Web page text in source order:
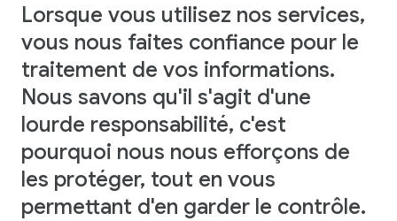
Lorsque vous utilisez nos services,
vous nous faites confiance pour le
traitement de vos informations.
Nous savons qu'il s'agit d'une
lourde responsabilité, c'est
pourquoi nous nous efforçons de
les protéger, tout en vous
permettant d'en garder le contrôle.